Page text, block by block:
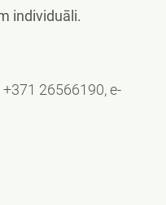
individuāli.
26566190, e-